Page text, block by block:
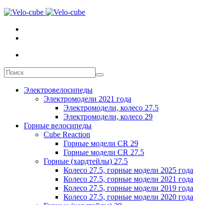
Электровелосипеды
Электромодели 2021 года
Электромодели, колесо 27.5
Электромодели, колесо 29
Горные велосипеды
Cube Reaction
Горные модели CR 29
Горные модели CR 27.5
Горные (хардтейлы) 27.5
Колесо 27.5, горные модели 2025 года
Колесо 27.5, горные модели 2021 года
Колесо 27.5, горные модели 2019 года
Колесо 27.5, горные модели 2020 года